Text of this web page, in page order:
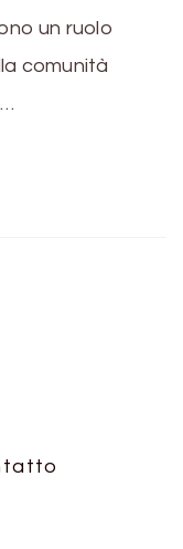
un ruolo
comunità